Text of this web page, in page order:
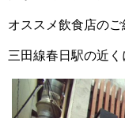
オススメ飲食店のご
三田線春日駅の近く